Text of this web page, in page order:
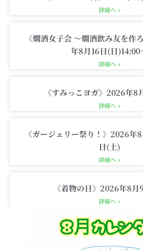
詳細へ »
《燗酒女子会 〜燗酒飲み友を作
年8月16日(日)14:00
詳細へ »
《すみっこヨガ》2026年8
詳細へ »
《ガージェリー祭り！》2026年
日(土)
詳細へ »
《着物の日》2026年8月
詳細へ »